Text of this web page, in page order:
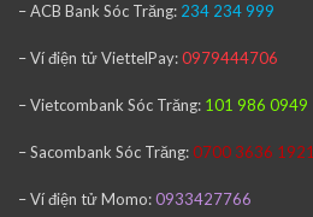
– ACB Bank Sóc Trăng: 234 234 999
– Ví điện tử ViettelPay:0979444706
– Vietcombank Sóc Trăng: 101 986 0949
– Sacombank Sóc Trăng: 0700 3636 1921
– Ví điện tử Momo:0933427766